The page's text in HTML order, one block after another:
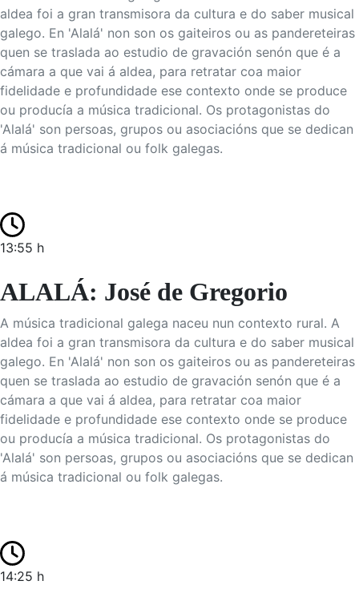
aldea foi a gran transmisora da cultura e do saber musical
galego. En 'Alalá' non son os gaiteiros ou as pandereteiras
quen se traslada ao estudio de gravación senón que é a
cámara a que vai á aldea, para retratar coa maior
fidelidade e profundidade ese contexto onde se produce
ou producía a música tradicional. Os protagonistas do
'Alalá' son persoas, grupos ou asociacións que se dedican
á música tradicional ou folk galegas.
13:55 h
ALALÁ: José de Gregorio
A música tradicional galega naceu nun contexto rural. A
aldea foi a gran transmisora da cultura e do saber musical
galego. En 'Alalá' non son os gaiteiros ou as pandereteiras
quen se traslada ao estudio de gravación senón que é a
cámara a que vai á aldea, para retratar coa maior
fidelidade e profundidade ese contexto onde se produce
ou producía a música tradicional. Os protagonistas do
'Alalá' son persoas, grupos ou asociacións que se dedican
á música tradicional ou folk galegas.
14:25 h